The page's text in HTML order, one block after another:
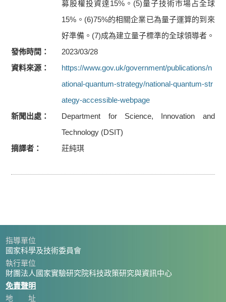
募股權投資達15%。(5)量子技術市場占全球
15%。(6)75%的相關企業已為量子運算的到來
好準備。(7)成為建立量子標準的全球領導者。
發佈時間
2023/03/28
資料來源
https://www.gov.uk/government/publications/n
ational-quantum-strategy/national-quantum-str
ategy-accessible-webpage
新聞出處
Department for Science, Innovation and
Technology (DSIT)
摘譯者
莊純琪
指導單位
國家科學及技術委員會
執行單位
財團法人國家實驗研究院科技政策研究與資訊中心
免責聲明
地 址